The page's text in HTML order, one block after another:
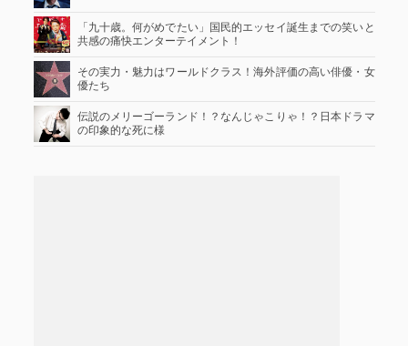
「九十歳。何がめでたい」国民的エッセイ誕生までの笑いと
共感の痛快エンターテイメント！
その実力・魅力はワールドクラス！海外評価の高い俳優・女
優たち
伝説のメリーゴーランド！？なんじゃこりゃ！？日本ドラマ
の印象的な死に様